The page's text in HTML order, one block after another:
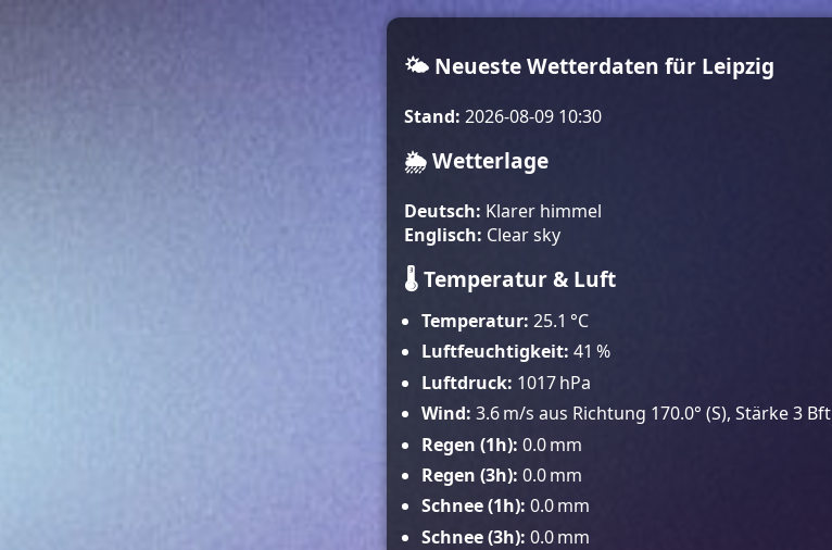
🌤️ Neueste Wetterdaten für Leipzig
Stand: 2026-08-09 10:30
🌦️ Wetterlage
Deutsch: Klarer himmel
Englisch: Clear sky
🌡️ Temperatur & Luft
Temperatur: 25.1 °C
Luftfeuchtigkeit: 41 %
Luftdruck: 1017 hPa
Wind: 3.6 m/s aus Richtung 170.0° (S), Stärke 3 Bft
Regen (1h): 0.0 mm
Regen (3h): 0.0 mm
Schnee (1h): 0.0 mm
Schnee (3h): 0.0 mm